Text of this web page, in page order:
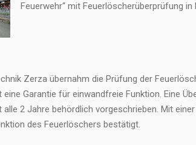
Feuerwehr“ mit Feuerlöscherüberprüfung
Zerza übernahm die Prüfung der
Garantie für einwandfreie Funktion. Eine
alle 2 Jahre behördlich vorgeschrieben. Mit
des Feuerlöschers bestätigt.